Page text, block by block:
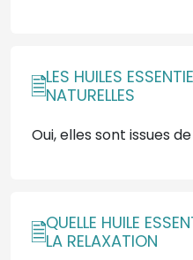
LES HUILES
NATURELLES
Oui, elles sont issues
QUELLE HUILE
LA RELAXATION